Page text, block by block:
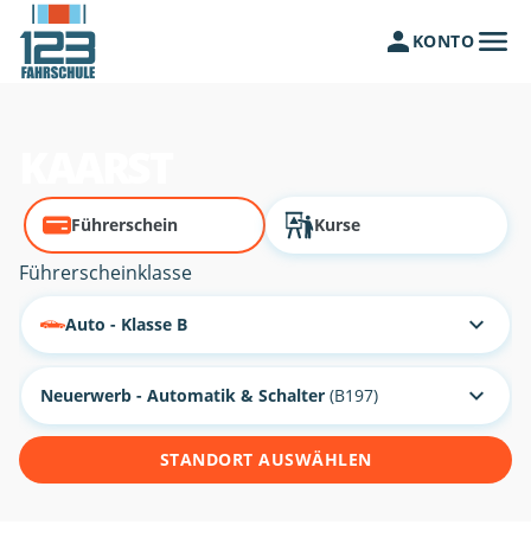
KONTO
Führerschein Kurse
Führerscheinklasse
Auto - Klasse B
Neuerwerb - Automatik & Schalter (B197)
STANDORT AUSWÄHLEN